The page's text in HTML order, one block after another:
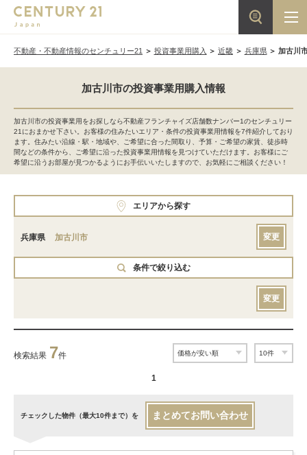
不動産・不動産情報のセンチュリー21 投資事業用購入 近畿 兵庫県 加古川
加古川市の投資事業用購入情報
加古川市の投資事業用をお探しなら不動産フランチャイズ店舗数ナンバー1のセンチュリー
21におまかせ下さい。お客様の住みたいエリア・条件の投資事業用情報を7件紹介しており
ます。住みたい沿線・駅・地域や、ご希望に合った間取り、予算・ご希望の家賃、徒歩時
間などの条件から、ご希望に沿った投資事業用情報を見つけていただけます。お客様にご
希望に沿うお部屋が見つかるようにお手伝いいたしますので、お気軽にご相談ください！
エリアから探す
兵庫県 加古川市 変更
条件で絞り込む
変更
検索結果 7件
1
チェックした物件（最大10件まで）を まとめてお問い合わせ